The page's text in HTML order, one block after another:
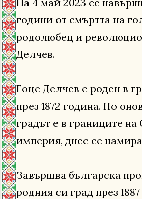
години от смъртта на
родолюбец и
Делчев.
Гоце Делчев е роден в
през 1872 година. По
градът е в границите на
империя, днес се
Завършва българска
родния си град през